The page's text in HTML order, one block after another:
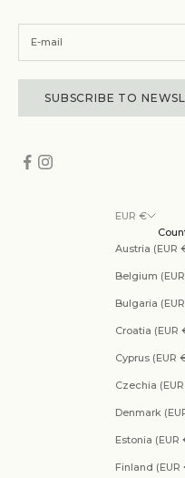
SUBSCRIBE TO
EUR €
Austria (EUR
Belgium
Bulgaria
Croatia (EUR
Cyprus (EUR
Czechia
Denmark
Estonia (EUR
Finland (EUR